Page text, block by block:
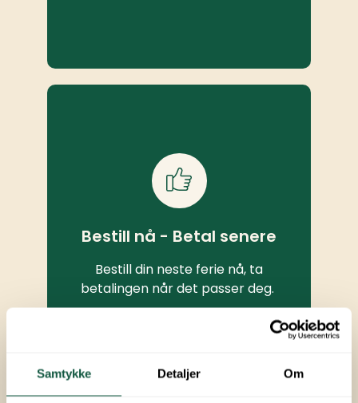
Samtykke Detaljer Om
Bestill nå - Betal senere
Bestill din neste ferie nå, ta
betalingen når det passer deg.